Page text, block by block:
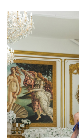
PLAZO DE